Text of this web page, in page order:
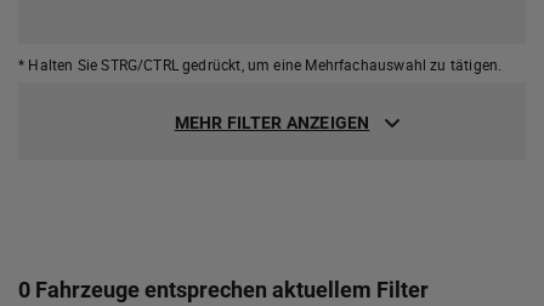
* Halten Sie STRG/CTRL gedrückt, um eine Mehrfachauswahl zu tätigen.
MEHR FILTER ANZEIGEN
0 Fahrzeuge entsprechen aktuellem Filter